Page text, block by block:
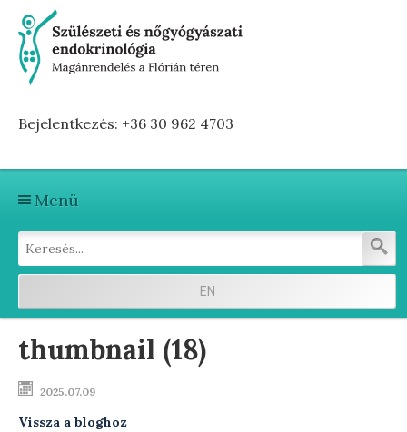
Bejelentkezés: +36 30 962 4703
Menü
Kezdőlap
Szolgáltatások
Első vizitre készülve
Terhesség előtti hormonvizsgálat
EN
thumbnail (18)
2025.07.09
Vissza a bloghoz